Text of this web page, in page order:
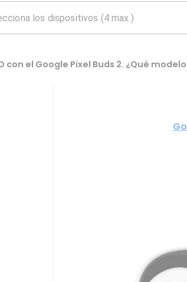
el Google Pixel Buds 2. ¿Qué